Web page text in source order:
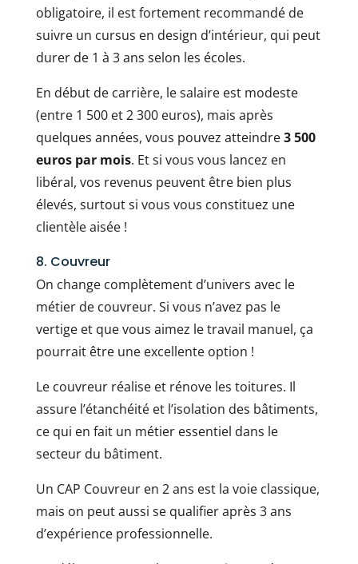
obligatoire, il est fortement recommandé de
suivre un cursus en design d’intérieur, qui peut
durer de 1 à 3 ans selon les écoles.
En début de carrière, le salaire est modeste
(entre 1 500 et 2 300 euros), mais après
quelques années, vous pouvez atteindre3 500
euros par mois. Et si vous vous lancez en
libéral, vos revenus peuvent être bien plus
élevés, surtout si vous vous constituez une
clientèle aisée !
8. Couvreur
On change complètement d’univers avec le
métier de couvreur. Si vous n’avez pas le
vertige et que vous aimez le travail manuel, ça
pourrait être une excellente option !
Le couvreur réalise et rénove les toitures. Il
assure l’étanchéité et l’isolation des bâtiments,
ce qui en fait un métier essentiel dans le
secteur du bâtiment.
Un CAP Couvreur en 2 ans est la voie classique,
mais on peut aussi se qualifier après 3 ans
d’expérience professionnelle.